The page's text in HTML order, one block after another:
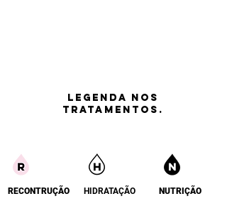
LEGENDA nos
tratamentos.
RECONTRUÇÃO HIDRATAÇÃO NUTRIÇÃO